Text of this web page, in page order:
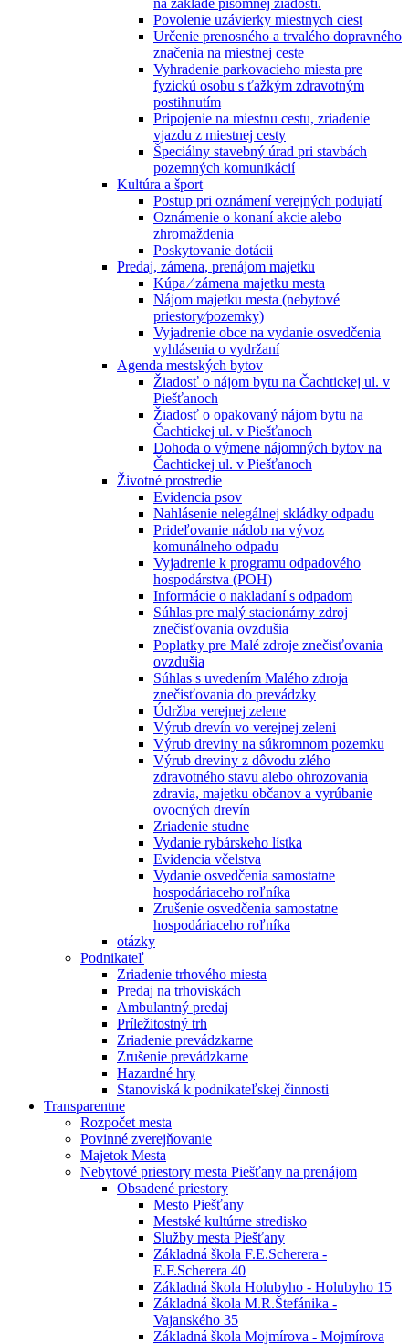
na základe písomnej žiadosti.
Povolenie uzávierky miestnych ciest
Určenie prenosného a trvalého dopravného
značenia na miestnej ceste
Vyhradenie parkovacieho miesta pre
fyzickú osobu s ťažkým zdravotným
postihnutím
Pripojenie na miestnu cestu, zriadenie
vjazdu z miestnej cesty
Špeciálny stavebný úrad pri stavbách
pozemných komunikácií
Kultúra a šport
Postup pri oznámení verejných podujatí
Oznámenie o konaní akcie alebo
zhromaždenia
Poskytovanie dotácii
Predaj, zámena, prenájom majetku
Kúpa ⁄ zámena majetku mesta
Nájom majetku mesta (nebytové
priestory⁄pozemky)
Vyjadrenie obce na vydanie osvedčenia
vyhlásenia o vydržaní
Agenda mestských bytov
Žiadosť o nájom bytu na Čachtickej ul. v
Piešťanoch
Žiadosť o opakovaný nájom bytu na
Čachtickej ul. v Piešťanoch
Dohoda o výmene nájomných bytov na
Čachtickej ul. v Piešťanoch
Životné prostredie
Evidencia psov
Nahlásenie nelegálnej skládky odpadu
Prideľovanie nádob na vývoz
komunálneho odpadu
Vyjadrenie k programu odpadového
hospodárstva (POH)
Informácie o nakladaní s odpadom
Súhlas pre malý stacionárny zdroj
znečisťovania ovzdušia
Poplatky pre Malé zdroje znečisťovania
ovzdušia
Súhlas s uvedením Malého zdroja
znečisťovania do prevádzky
Údržba verejnej zelene
Výrub drevín vo verejnej zeleni
Výrub dreviny na súkromnom pozemku
Výrub dreviny z dôvodu zlého
zdravotného stavu alebo ohrozovania
zdravia, majetku občanov a vyrúbanie
ovocných drevín
Zriadenie studne
Vydanie rybárskeho lístka
Evidencia včelstva
Vydanie osvedčenia samostatne
hospodáriaceho roľníka
Zrušenie osvedčenia samostatne
hospodáriaceho roľníka
otázky
Podnikateľ
Zriadenie trhového miesta
Predaj na trhoviskách
Ambulantný predaj
Príležitostný trh
Zriadenie prevádzkarne
Zrušenie prevádzkarne
Hazardné hry
Stanoviská k podnikateľskej činnosti
Transparentne
Rozpočet mesta
Povinné zverejňovanie
Majetok Mesta
Nebytové priestory mesta Piešťany na prenájom
Obsadené priestory
Mesto Piešťany
Mestské kultúrne stredisko
Služby mesta Piešťany
Základná škola F.E.Scherera -
E.F.Scherera 40
Základná škola Holubyho - Holubyho 15
Základná škola M.R.Štefánika -
Vajanského 35
Základná škola Mojmírova - Mojmírova